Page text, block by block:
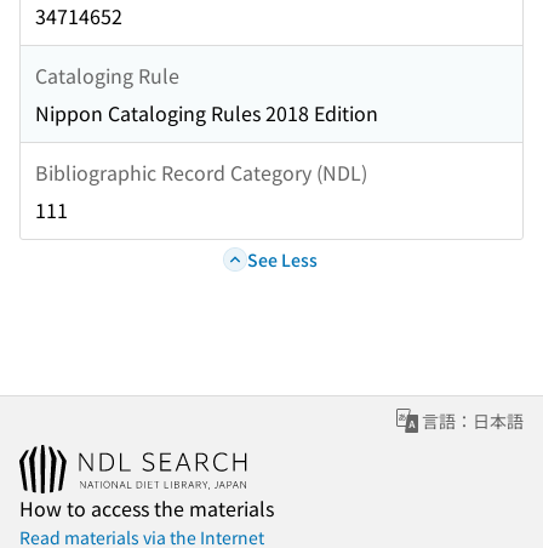
34714652
Cataloging Rule
Nippon Cataloging Rules 2018 Edition
Bibliographic Record Category (NDL)
111
See Less
言語：日本語
How to access the materials
Read materials via the Internet